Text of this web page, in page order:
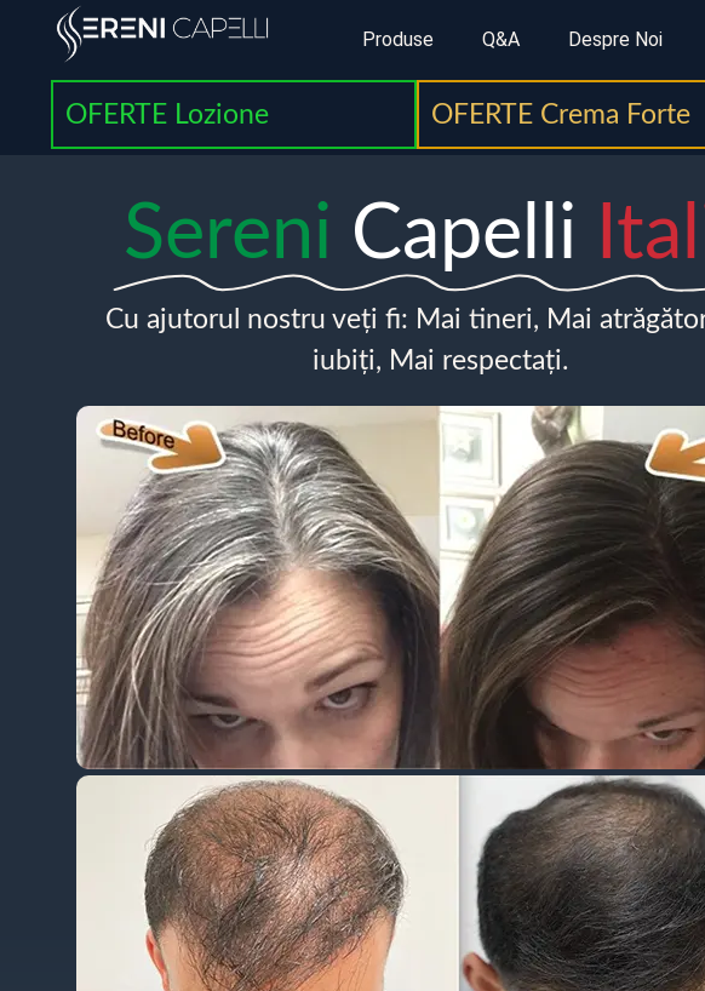
Produse Q&A Despre Noi
OFERTE Lozione OFERTE Crema Forte
Sereni Capelli
Cu ajutorul nostru veți fi: Mai tineri, Mai
iubiți, Mai respectați.